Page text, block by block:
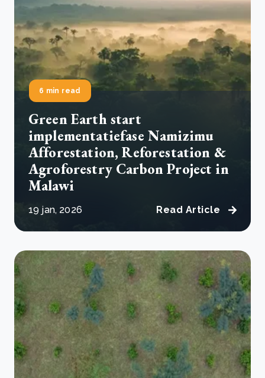
6 min read
Green Earth start
implementatiefase Namizimu
Afforestation, Reforestation &
Agroforestry Carbon Project in
Malawi
19 jan, 2026 Read Article